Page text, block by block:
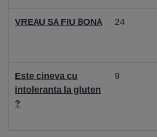
VREAU SA FIU BONA 24
Este cineva cu
intoleranta la gluten
?
9